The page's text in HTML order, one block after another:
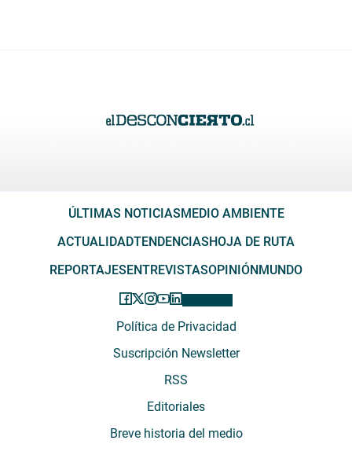
ÚLTIMAS NOTICIASMEDIO AMBIENTE
ACTUALIDADTENDENCIASHOJA DE RUTA
REPORTAJESENTREVISTASOPINIÓNMUNDO
Política de Privacidad
Suscripción Newsletter
RSS
Editoriales
Breve historia del medio